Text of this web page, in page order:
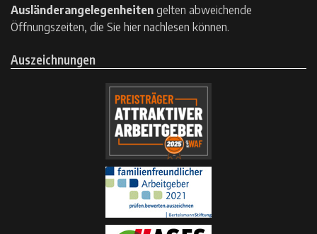
Ausländerangelegenheiten gelten abweichende
Öffnungszeiten, die Sie hier nachlesen können.
Auszeichnungen